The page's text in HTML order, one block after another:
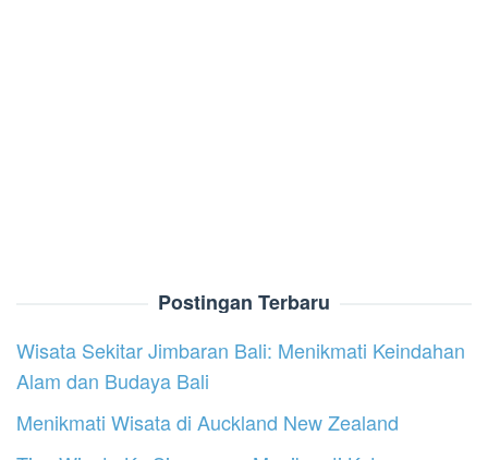
Postingan Terbaru
Wisata Sekitar Jimbaran Bali: Menikmati Keindahan
Alam dan Budaya Bali
Menikmati Wisata di Auckland New Zealand